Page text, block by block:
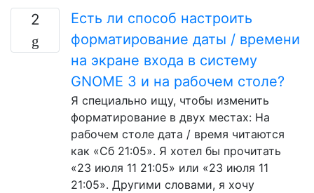
2
Есть ли способ настроить
форматирование даты / времени
на экране входа в систему
GNOME 3 и на рабочем столе?
Я специально ищу, чтобы изменить
форматирование в двух местах: На
рабочем столе дата / время читаются
как «Сб 21:05». Я хотел бы прочитать
«23 июля 11 21:05» или «23 июля 11
21:05». Другими словами, я хочу